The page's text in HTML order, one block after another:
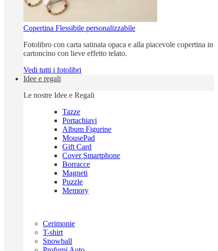
Copertina Flessibile personalizzabile
Fotolibro con carta satinata opaca e alla piacevole copertina in
cartoncino con lieve effetto telato.
Vedi tutti i fotolibri
Idee e regali
Le nostre Idee e Regali
Tazze
Portachiavi
Album Figurine
MousePad
Gift Card
Cover Smartphone
Borracce
Magneti
Puzzle
Memory
Cerimonie
T-shirt
Snowball